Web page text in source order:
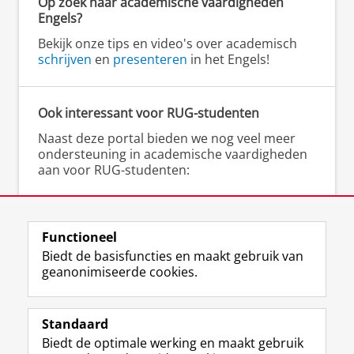
practicumassistent.
aantekening:
titel van het
experiment
literatuur waarin het
experiment
beschreven wordt
het doel en de aanpak
adressen van websites
e.d.
waarnemingen. Noteer
zijn als het digitaal is, hoe bestanden
worden genoemd, hoe ze worden
uitgewerkt, met welke software versie dat
gebeurt en wanneer back-ups worden
gemaakt. Deze afspraken verschillen per
discipline/afdeling.
Vaak wordt er gewerkt met protocollen of
SOP's (standard of practice) en wordt het
in een labjournal alleen aangegeven
wanneer er veranderingen worden
aangebracht.
Engels?
Bekijk onze tips en video's over academisch
schrijven en presenteren in het Engels!
Ook interessant voor RUG-studenten
Naast deze portal bieden we nog veel meer
ondersteuning in academische vaardigheden
aan voor RUG-studenten:
▸Gratis schrijfcoachingbij het Schrijfcentrum
▸Scriptieschrijfdagenbij het Schrijfcentrum
▸Cursussen en workshops
schrijven bij het Talencentrum
Volg ons op
a
n i
o
Functioneel
Biedt de basisfuncties en maakt gebruik van
geanonimiseerde cookies.
Standaard
Biedt de optimale werking en maakt gebruik